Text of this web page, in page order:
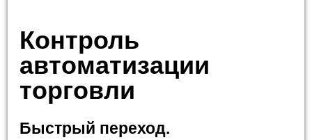
Контроль
автоматизации
торговли
Быстрый переход.